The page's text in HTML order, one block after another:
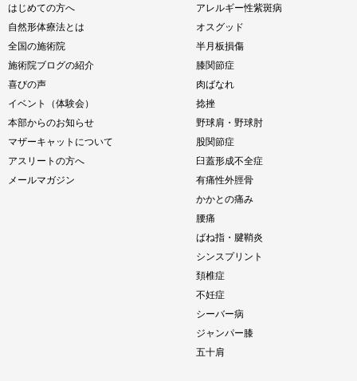
はじめての方へ
自然形体療法とは
全国の施術院
施術院ブログの紹介
喜びの声
イベント（体験会）
本部からのお知らせ
マザーキャットについて
アスリートの方へ
メールマガジン
アレルギー性紫斑病
オスグッド
半月板損傷
膝関節症
肉ばなれ
捻挫
野球肩・野球肘
股関節症
臼蓋形成不全症
有痛性外脛骨
かかとの痛み
腰痛
ばね指・腱鞘炎
シンスプリント
頚椎症
不妊症
シーバー病
ジャンパー膝
五十肩